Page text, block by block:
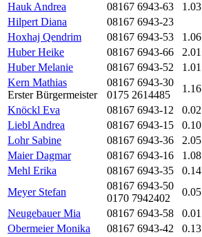
Hauk Andrea
08167 6943-63 1.03
Hilpert Diana
08167 6943-23
Hoxhaj Qendrim
08167 6943-53 1.06
Huber Heike
08167 6943-66 2.01
Huber Melanie
08167 6943-52 1.01
Kern Mathias
Erster Bürgermeister
08167 6943-30
0175 2614485
1.16
Knöckl Eva
08167 6943-12 0.02
Liebl Andrea
08167 6943-15 0.10
Lohr Sabine
08167 6943-36 2.05
Maier Dagmar
08167 6943-16 1.08
Mehl Erika
08167 6943-35 0.14
Meyer Stefan
08167 6943-50
0170 7942402
0.05
Neugebauer Mia
08167 6943-58 0.01
Obermeier Monika
08167 6943-42 0.13